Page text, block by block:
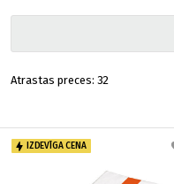
32
IZDEVĪGA CENA